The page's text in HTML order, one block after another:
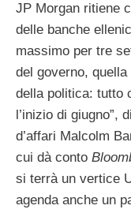
JP Morgan ritiene
delle banche
massimo per tre
del governo,
della politica: tutto
l’inizio di giugno”,
d’affari Malcolm
cui dà conto
si terrà un vertice
agenda anche un